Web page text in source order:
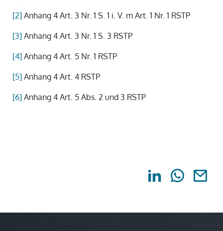
[2] Anhang 4 Art. 3 Nr. 1 S. 1 i. V. m Art. 1 Nr. 1 RSTP
[3] Anhang 4 Art. 3 Nr. 1 S. 3 RSTP
[4] Anhang 4 Art. 5 Nr. 1 RSTP
[5] Anhang 4 Art. 4 RSTP
[6] Anhang 4 Art. 5 Abs. 2 und 3 RSTP